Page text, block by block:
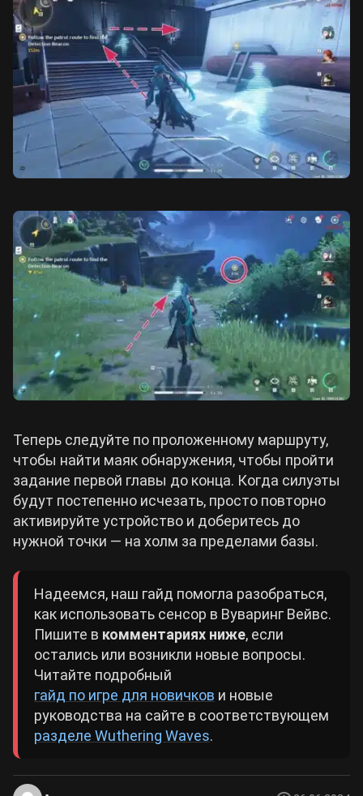
Теперь следуйте по проложенному маршруту,
чтобы найти маяк обнаружения, чтобы пройти
задание первой главы до конца. Когда силуэты
будут постепенно исчезать, просто повторно
активируйте устройство и доберитесь до
нужной точки — на холм за пределами базы.
Надеемся, наш гайд помогла разобраться,
как использовать сенсор в Вуваринг Вейвс.
Пишите в комментариях ниже, если
остались или возникли новые вопросы.
Читайте подробный
гайд по игре для новичков и новые
руководства на сайте в соответствующем
разделе Wuthering Waves.